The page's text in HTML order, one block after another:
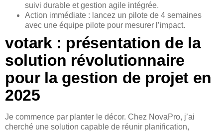
suivi durable et gestion agile intégrée.
Action immédiate : lancez un pilote de 4 semaines
avec une équipe pilote pour mesurer l’impact.
votark : présentation de la
solution révolutionnaire
pour la gestion de projet en
2025
Je commence par planter le décor. Chez NovaPro, j’ai
cherché une solution capable de réunir planification,